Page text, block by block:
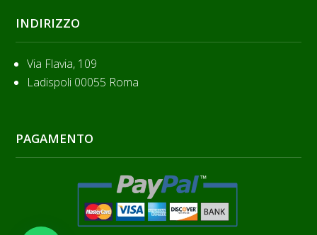
INDIRIZZO
Via Flavia, 109
Ladispoli 00055 Roma
PAGAMENTO